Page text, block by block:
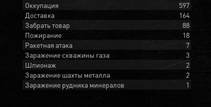
Оккупация
597
Доставка
164
Забрать товар
88
Пожирание
18
Ракетная атака
7
Заражение скважины газа
3
Шпионаж
2
Заражение шахты металла
2
Заражение рудника минералов
1